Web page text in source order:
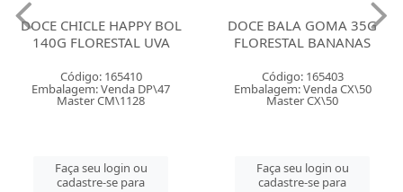
DOCE CHICLE HAPPY BOL
140G FLORESTAL UVA
Código: 165410
Embalagem: Venda DP\47
Master CM\1128
Faça seu login ou
cadastre-se para
DOCE BALA GOMA 35G
FLORESTAL BANANAS
Código: 165403
Embalagem: Venda CX\50
Master CX\50
Faça seu login ou
cadastre-se para